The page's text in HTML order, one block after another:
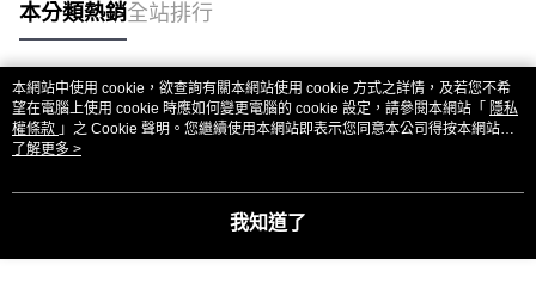
本分類熱銷全站排行
熱門標籤
本網站中使用 cookie，欲查詢有關本網站使用 cookie 方式之詳情，及若您不希
望在電腦上使用 cookie 時應如何變更電腦的 cookie 設定，請參閱本網站「 隱私
權條款 」之 Cookie 聲明。您繼續使用本網站即表示您同意本公司得按本網站使
用條款之 Cookie 聲明使用 cookie。
了解更多 >
我知道了